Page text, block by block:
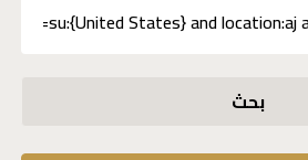
بحث